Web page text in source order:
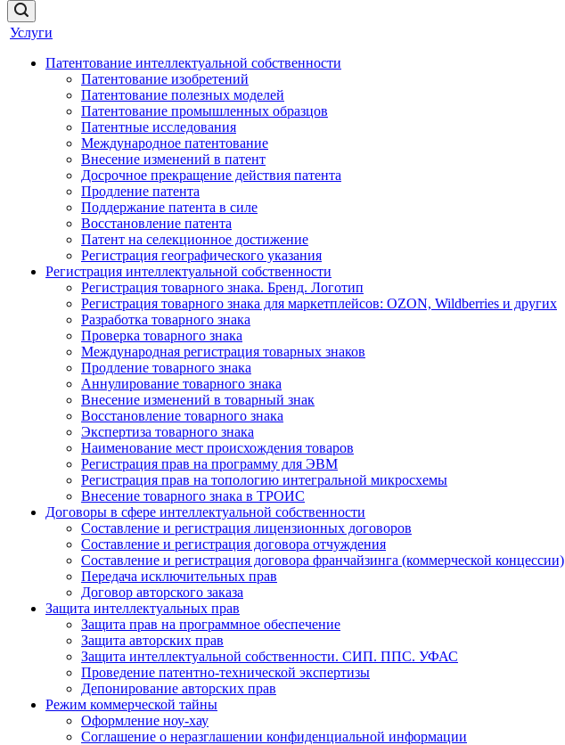
Услуги
Патентование интеллектуальной собственности
Патентование изобретений
Патентование полезных моделей
Патентование промышленных образцов
Патентные исследования
Международное патентование
Внесение изменений в патент
Досрочное прекращение действия патента
Продление патента
Поддержание патента в силе
Восстановление патента
Патент на селекционное достижение
Регистрация географического указания
Регистрация интеллектуальной собственности
Регистрация товарного знака. Бренд. Логотип
Регистрация товарного знака для маркетплейсов: OZON, Wildberries и других
Разработка товарного знака
Проверка товарного знака
Международная регистрация товарных знаков
Продление товарного знака
Аннулирование товарного знака
Внесение изменений в товарный знак
Восстановление товарного знака
Экспертиза товарного знака
Наименование мест происхождения товаров
Регистрация прав на программу для ЭВМ
Регистрация прав на топологию интегральной микросхемы
Внесение товарного знака в ТРОИС
Договоры в сфере интеллектуальной собственности
Составление и регистрация лицензионных договоров
Составление и регистрация договора отчуждения
Составление и регистрация договора франчайзинга (коммерческой концессии)
Передача исключительных прав
Договор авторского заказа
Защита интеллектуальных прав
Защита прав на программное обеспечение
Защита авторских прав
Защита интеллектуальной собственности. СИП. ППС. УФАС
Проведение патентно-технической экспертизы
Депонирование авторских прав
Режим коммерческой тайны
Оформление ноу-хау
Соглашение о неразглашении конфиденциальной информации